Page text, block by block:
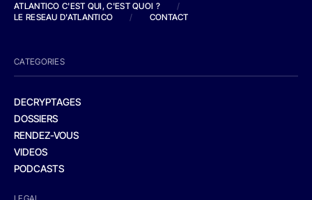
ATLANTICO C'EST QUI, C'EST QUOI ?
/
LE RESEAU D'ATLANTICO
/ CONTACT
CATEGORIES
DECRYPTAGES
DOSSIERS
RENDEZ-VOUS
VIDEOS
PODCASTS